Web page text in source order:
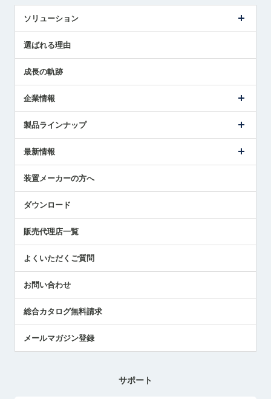
ソリューション
解決策提案
選ばれる理由
成長の軌跡
企業情報
ごあいさつ
受賞履歴
採用情報
国/地域/言語
製品ラインナップ
ツールセッタ製品
エアマイクロセンサ製品
最新情報
メトロールの技術
社員ブログ
中小企業のBCP地震対策
センサのテクニカルガイド
社長ブログ
装置メーカーの方へ
ダウンロード
販売代理店一覧
よくいただくご質問
お問い合わせ
総合カタログ無料請求
メールマガジン登録
サポート